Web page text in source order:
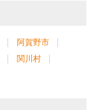
阿賀野市
関川村